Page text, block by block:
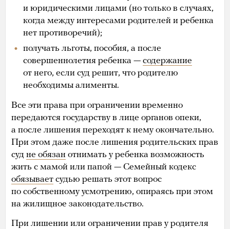
и юридическими лицами (но только в случаях,
когда между интересами родителей и ребенка
нет противоречий);
получать льготы, пособия, а после
совершеннолетия ребенка — содержание
от него, если суд решит, что родителю
необходимы алименты.
Все эти права при ограничении временно
передаются государству в лице органов опеки,
а после лишения переходят к нему окончательно.
При этом даже после лишения родительских прав
суд не обязан отнимать у ребенка возможность
жить с мамой или папой — Семейный кодекс
обязывает судью решать этот вопрос
по собственному усмотрению, опираясь при этом
на жилищное законодательство.
При лишении или ограничении прав у родителя